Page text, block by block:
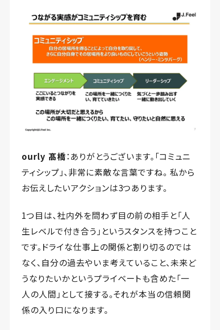
ourly 髙橋：ありがとうございます。「コミュニ
ティシップ」、非常に素敵な言葉ですね。 私から
お伝えしたいアクションは3つあります。
1つ目は、社内外を問わず目の前の相手と「人
生レベルで付き合う」というスタンスを持つこと
です。ドライな仕事上の関係と割り切るのでは
なく、自分の過去やいま考えていること、未来ど
うなりたいかというプライベートも含めた「一
人の人間」として接する。それが本当の信頼関
係の入り口になります。